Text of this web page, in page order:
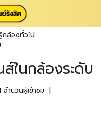
กล้องทั่วไป
ในกล้องระดับ
จำนวนผู้เข้าชม |